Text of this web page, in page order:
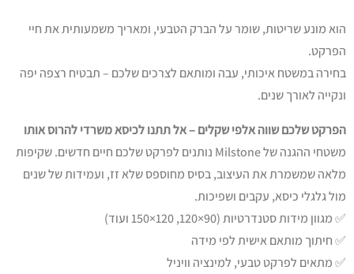
הוא מונע שריטות, שומר על הברק הטבעי, ומאריך משמעותית את חיי
הפרקט.
בחירה במשטח איכותי, עבה ומותאם לצרכים שלכם – תבטיח רצפה יפה
ונקייה לאורך שנים.
הפרקט שלכם שווה אלפי שקלים – אל תתנו לכיסא משרדי להרוס אותו
משטחי ההגנה של Milstone נותנים לפרקט שלכם חיים חדשים. שקיפות
מלאה שמשמרת את העיצוב, בסיס מחוספס שלא זז, ועמידות של שנים
מול גלגלי כיסא, עקבים ושפיכות.
✅ מגוון מידות סטנדרטיות (90×120, 120×150 ועוד)
✅ חיתוך מותאם אישית לפי מידה
✅ מתאים לפרקט טבעי, למינציה וויניל